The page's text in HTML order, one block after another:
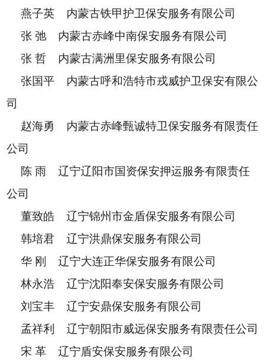
燕子英 内蒙古铁甲护卫保安服务有限公司
张 弛 内蒙古赤峰中南保安服务有限公司
张 哲 内蒙古满洲里保安服务有限公司
张国平 内蒙古呼和浩特市戎威护卫保安有限公
司
赵海勇 内蒙古赤峰甄诚特卫保安服务有限责任
公司
陈 雨 辽宁辽阳市国资保安押运服务有限责任
公司
董致皓 辽宁锦州市金盾保安服务有限公司
韩培君 辽宁洪鼎保安服务有限公司
华 刚 辽宁大连正华保安服务有限公司
林永浩 辽宁沈阳奉安保安服务有限公司
刘宝丰 辽宁安鼎保安服务有限公司
孟祥利 辽宁朝阳市威远保安服务有限责任公司
宋 革 辽宁盾安保安服务有限公司